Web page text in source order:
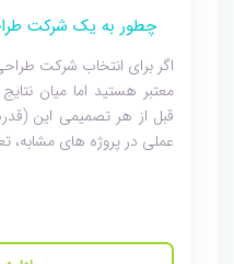
چطور به یک شرکت
اگر برای انتخاب شرکت
معتبر هستید اما میان
قبل از هر تصمیمی این
عملی در پروژه های مشابه،